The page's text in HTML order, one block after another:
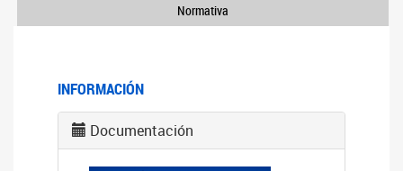
Normativa
INFORMACIÓN
Documentación